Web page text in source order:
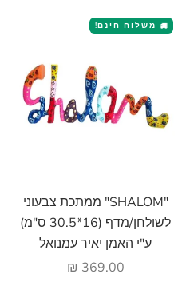
🚚 משלוח חינם!
הוסף לעגלה"SHALOM" ממתכת צבעוני
לשולחן/מדף (16*30.5 ס"מ)
ע"י האמן יאיר עמנואל
מחיר מבצע
369.00 ₪